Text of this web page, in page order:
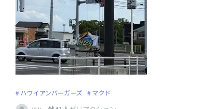
ハワイアンバーガーズ マクド